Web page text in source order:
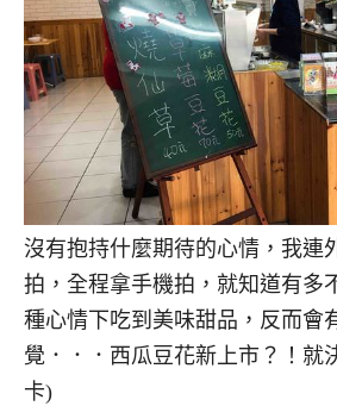
沒有抱持什麼期待的心情，我連
拍，全程拿手機拍，就知道有多
種心情下吃到美味甜品，反而會
覺．．．西瓜豆花新上市？！就
卡)